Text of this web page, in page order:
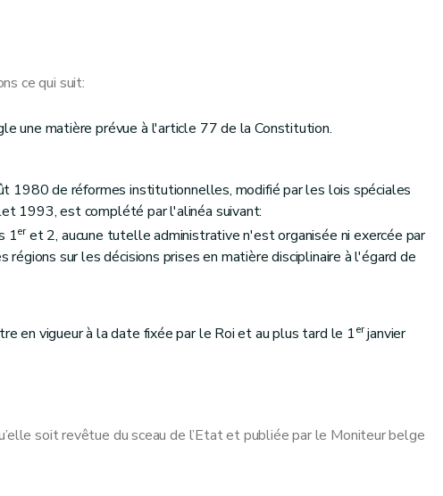
ce qui suit:
une matière prévue à l'article 77 de la Constitution.
1980 de réformes institutionnelles, modifié par les lois spéciales
1993, est complété par l'alinéa suivant:
1eret 2, aucune tutelle administrative n'est organisée ni exercée par
sur les décisions prises en matière disciplinaire à l'égard de
en vigueur à la date fixée par le Roi et au plus tard le 1erjanvier
soit revêtue du sceau de l’Etat et publiée par le Moniteur belge